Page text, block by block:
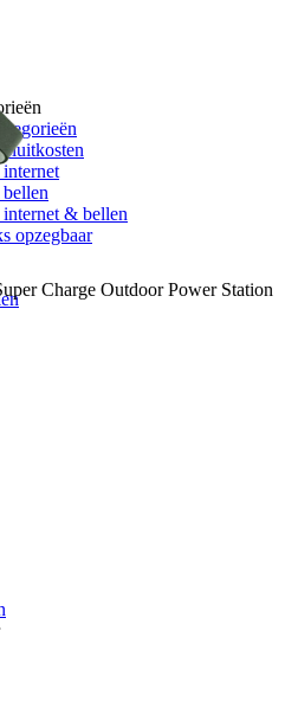
internet
bellen
& bellen
opzegbaar
Charge Outdoor Power Station